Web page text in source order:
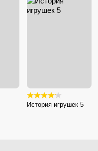
История игрушек 5